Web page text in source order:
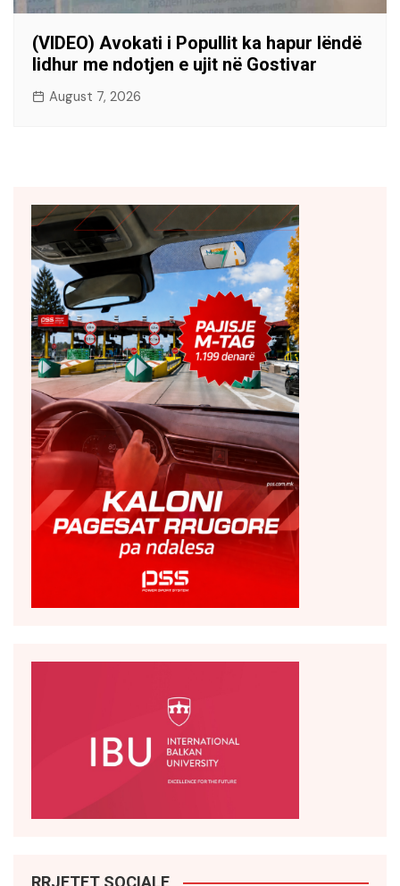
(VIDEO) Avokati i Popullit ka hapur lëndë
lidhur me ndotjen e ujit në Gostivar
August 7, 2026
RRJETET SOCIALE